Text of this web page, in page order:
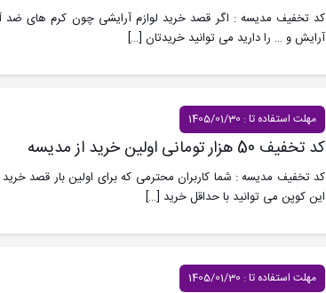
کد تخفیف مدیسه : اگر قصد خرید لوازم آرایشی چون کرم های ضد
آرایش و … را دارید می توانید خریدتان[…]
مهلت استفاده تا : 1405/01/30
کد تخفیف 50 هزار تومانی اولین خرید از مدیسه
کد تخفیف مدیسه : شما کاربران محترمی که برای اولین بار قصد خرید
این کوپن می توانید با حداقل خرید […]
مهلت استفاده تا : 1405/01/30